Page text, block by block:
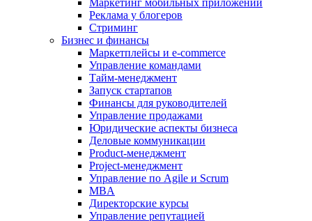
Маркетинг мобильных приложений
Реклама у блогеров
Стриминг
Бизнес и финансы
Маркетплейсы и e-commerce
Управление командами
Тайм-менеджмент
Запуск стартапов
Финансы для руководителей
Управление продажами
Юридические аспекты бизнеса
Деловые коммуникации
Product-менеджмент
Project-менеджмент
Управление по Agile и Scrum
MBA
Директорские курсы
Управление репутацией